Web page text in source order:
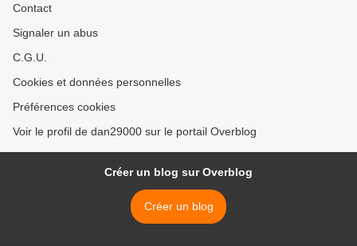
Contact
Signaler un abus
C.G.U.
Cookies et données personnelles
Préférences cookies
Voir le profil de dan29000 sur le portail Overblog
Créer un blog sur Overblog
Créer un blog